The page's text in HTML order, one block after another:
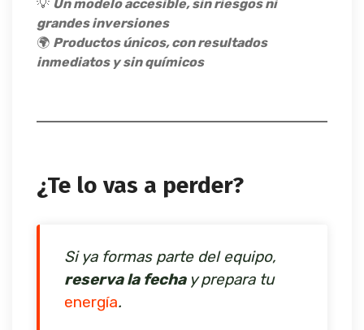
💡 Un modelo accesible, sin riesgos ni
grandes inversiones
🌍 Productos únicos, con resultados
inmediatos y sin químicos
¿Te lo vas a perder?
Si ya formas parte del equipo,
reserva la fechay prepara tu
energía.